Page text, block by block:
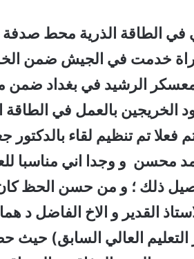
في الطاقة الذرية محط صدفة
خدمت في الجيش ضمن
معسكر الرشيد في بغداد ضمن
الخريجين بالعمل في الطاقة
فعلا تم تنظيم لقاء
محسن و وجدا اني مناسبا
ذلك ؛ و من حسن الحظ كان
القدير و الاخ الفاضل د
التعليم العالي السابق) حيث